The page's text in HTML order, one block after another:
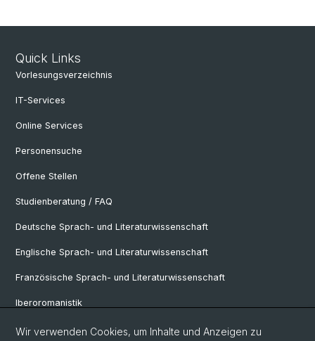
Quick Links
Vorlesungsverzeichnis
IT-Services
Online Services
Personensuche
Offene Stellen
Studienberatung / FAQ
Deutsche Sprach- und Literaturwissenschaft
Englische Sprach- und Literaturwissenschaft
Französische Sprach- und Literaturwissenschaft
Iberoromanistik
Italianistik
Wir verwenden Cookies, um Inhalte und Anzeigen zu